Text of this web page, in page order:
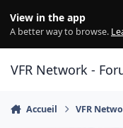
View in the app
A better way to browse.
VFR Network -
Accueil VFR